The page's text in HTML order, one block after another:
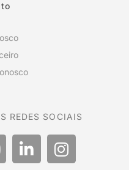
REDES SOCIAIS